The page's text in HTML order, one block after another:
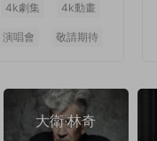
11
4k劇集 4k動畫
演唱會 敬請期待
大衛·林奇